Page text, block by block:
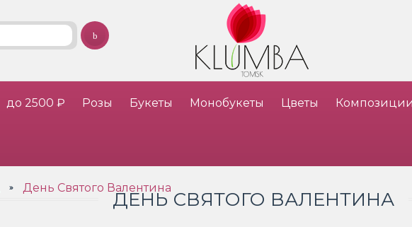
до 2500 ₽ Розы Букеты Монобукеты Цветы Композиции
» День Святого Валентина
ДЕНЬ СВЯТОГО ВАЛЕНТИНА